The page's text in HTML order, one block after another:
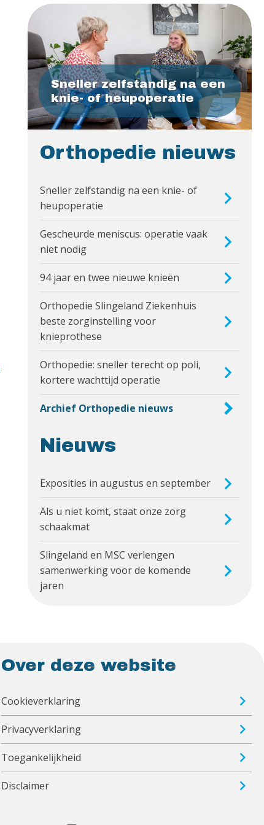
Sneller zelfstandig na een
knie- of heupoperatie
Orthopedie nieuws
Sneller zelfstandig na een knie- of
heupoperatie
Gescheurde meniscus: operatie vaak
niet nodig
94 jaar en twee nieuwe knieën
Orthopedie Slingeland Ziekenhuis
beste zorginstelling voor
knieprothese
Orthopedie: sneller terecht op poli,
kortere wachttijd operatie
Archief Orthopedie nieuws
Nieuws
Exposities in augustus en september
Als u niet komt, staat onze zorg
schaakmat
Slingeland en MSC verlengen
samenwerking voor de komende
jaren
Over deze website
Cookieverklaring
Privacyverklaring
Toegankelijkheid
Disclaimer